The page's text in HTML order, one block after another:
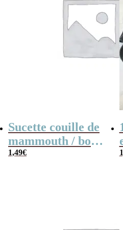
Sucette couille de
mammouth / boule
de mammouth
1,49€